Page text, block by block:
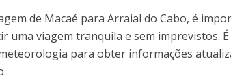
de Macaé para Arraial do Cabo, é
uma viagem tranquila e sem imprevistos.
para obter informações